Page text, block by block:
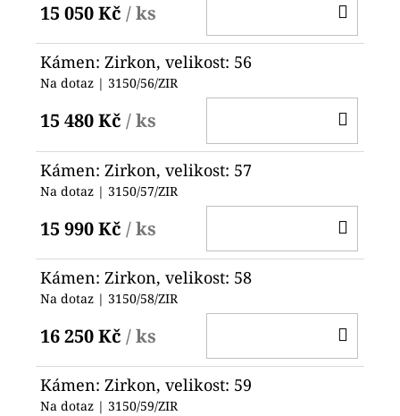
15 050 Kč / ks
Kámen: Zirkon, velikost: 56
Na dotaz | 3150/56/ZIR
15 480 Kč / ks
Kámen: Zirkon, velikost: 57
Na dotaz | 3150/57/ZIR
15 990 Kč / ks
Kámen: Zirkon, velikost: 58
Na dotaz | 3150/58/ZIR
16 250 Kč / ks
Kámen: Zirkon, velikost: 59
Na dotaz | 3150/59/ZIR